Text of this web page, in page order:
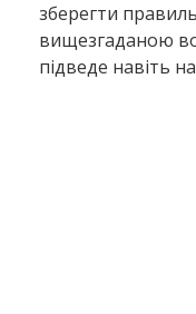
зберегти
вищезгаданою
підведе навіть